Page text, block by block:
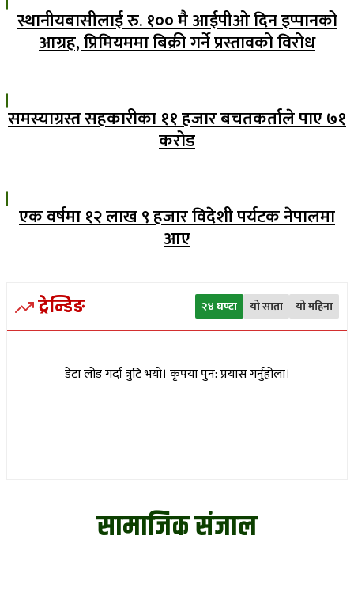
स्थानीयबासीलाई रु. १०० मै आईपीओ दिन इप्पानको
आग्रह, प्रिमियममा बिक्री गर्ने प्रस्तावको विरोध
समस्याग्रस्त सहकारीका ११ हजार बचतकर्ताले पाए ७१
करोड
एक वर्षमा १२ लाख ९ हजार विदेशी पर्यटक नेपालमा
आए
ट्रेन्डिङ २४ घण्टा यो साता यो महिना
डेटा लोड गर्दा त्रुटि भयो। कृपया पुन: प्रयास गर्नुहोला।
सामाजिक संजाल